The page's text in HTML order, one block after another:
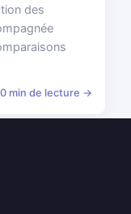
des
min de lecture →